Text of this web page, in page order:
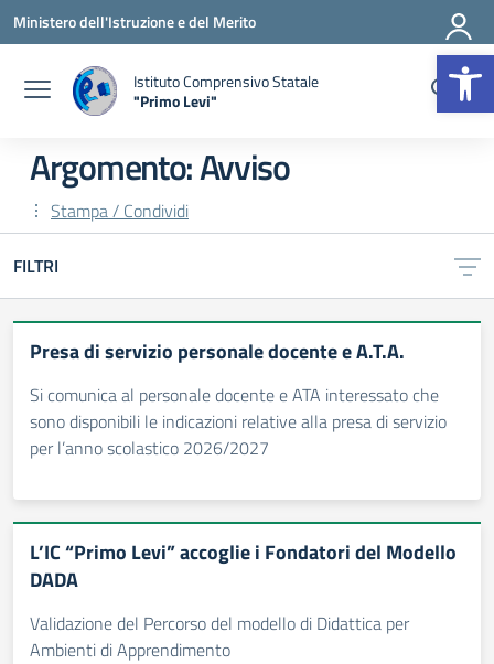
Vai ai contenuti
Vai al menu di navigazione
Vai al footer
Ministero dell'Istruzione e del Merito
Istituto Comprensivo Statale
"Primo Levi"
Argomento: Avviso
Stampa / Condividi
FILTRI
Presa di servizio personale docente e A.T.A.
Si comunica al personale docente e ATA interessato che
sono disponibili le indicazioni relative alla presa di servizio
per l’anno scolastico 2026/2027
L’IC “Primo Levi” accoglie i Fondatori del Modello
DADA
Validazione del Percorso del modello di Didattica per
Ambienti di Apprendimento